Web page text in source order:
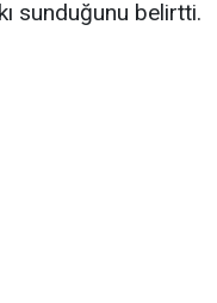
sunduğunu belirtti.